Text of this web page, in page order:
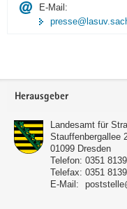
E-Mail:
Footer-
Herausgeber
Landesamt für
Stauffenbergallee
01099 Dresden
Telefon: 0351
Telefax: 0351
E-Mail: